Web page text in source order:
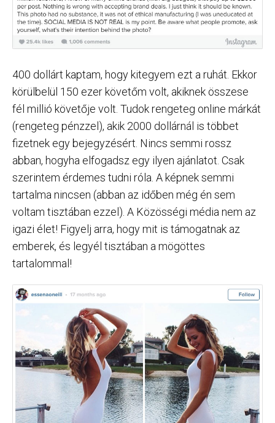
400 dollárt kaptam, hogy kitegyem ezt a ruhát. Ekkor
körülbelül 150 ezer követőm volt, akiknek összese
fél millió követője volt. Tudok rengeteg online márkát
(rengeteg pénzzel), akik 2000 dollárnál is többet
fizetnek egy bejegyzésért. Nincs semmi rossz
abban, hogyha elfogadsz egy ilyen ajánlatot. Csak
szerintem érdemes tudni róla. A képnek semmi
tartalma nincsen (abban az időben még én sem
voltam tisztában ezzel). A Közösségi média nem az
igazi élet! Figyelj arra, hogy mit is támogatnak az
emberek, és legyél tisztában a mögöttes
tartalommal!